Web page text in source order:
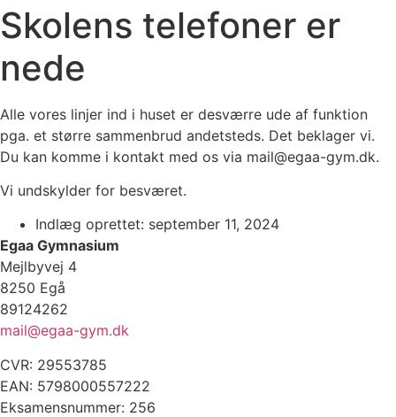
Skolens telefoner er
nede
Alle vores linjer ind i huset er desværre ude af funktion
pga. et større sammenbrud andetsteds. Det beklager vi.
Du kan komme i kontakt med os via mail@egaa-gym.dk.
Vi undskylder for besværet.
Indlæg oprettet: september 11, 2024
Egaa Gymnasium
Mejlbyvej 4
8250 Egå
89124262
mail@egaa-gym.dk
CVR: 29553785
EAN: 5798000557222
Eksamensnummer: 256